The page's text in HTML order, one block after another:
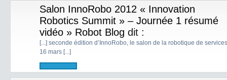
Salon InnoRobo 2012 « Innovation
Robotics Summit » – Journée 1 résumé
vidéo » Robot Blog dit :
[...] seconde édition d’InnoRobo, le salon de la robotique de
16 mars [...]